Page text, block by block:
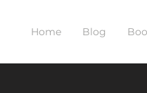
Home Blog